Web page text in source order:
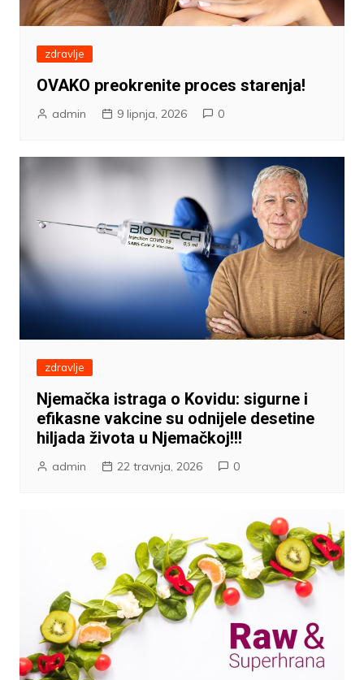
zdravlje
OVAKO preokrenite proces starenja!
admin 9 lipnja, 2026 0
zdravlje
Njemačka istraga o Kovidu: sigurne i
efikasne vakcine su odnijele desetine
hiljada života u Njemačkoj!!!
admin 22 travnja, 2026 0